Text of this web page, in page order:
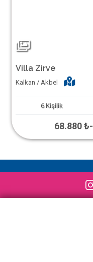
Villa Zirve
Kalkan / Akbel
6 Kişilik
68.880 ₺-